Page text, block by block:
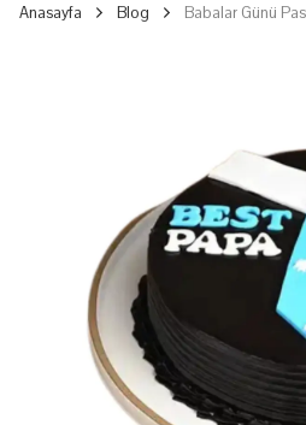
Anasayfa Blog